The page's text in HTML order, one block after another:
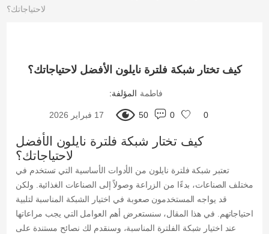
لاحتياجاتك؟
كيف تختار شبكة فلترة نايلون الأفضل لاحتياجاتك؟
المؤلفة: فاطمة
17 فبراير 2026 50 0 0
كيف تختار شبكة فلترة نايلون الأفضل
لاحتياجاتك؟
تعتبر شبكة فلترة نايلون من الأدوات الأساسية التي تستخدم في
مختلف الصناعات، بدءًا من الزراعة وصولاً إلى الصناعات الغذائية. ولكن
قد يواجه المستخدمون صعوبة في اختيار الشبكة المناسبة لتلبية
احتياجاتهم. في هذا المقال، سنستعرض أهم العوامل التي يجب مراعاتها
عند اختيار شبكة الفلترة المناسبة، وسنقدم لك نصائح مستندة على